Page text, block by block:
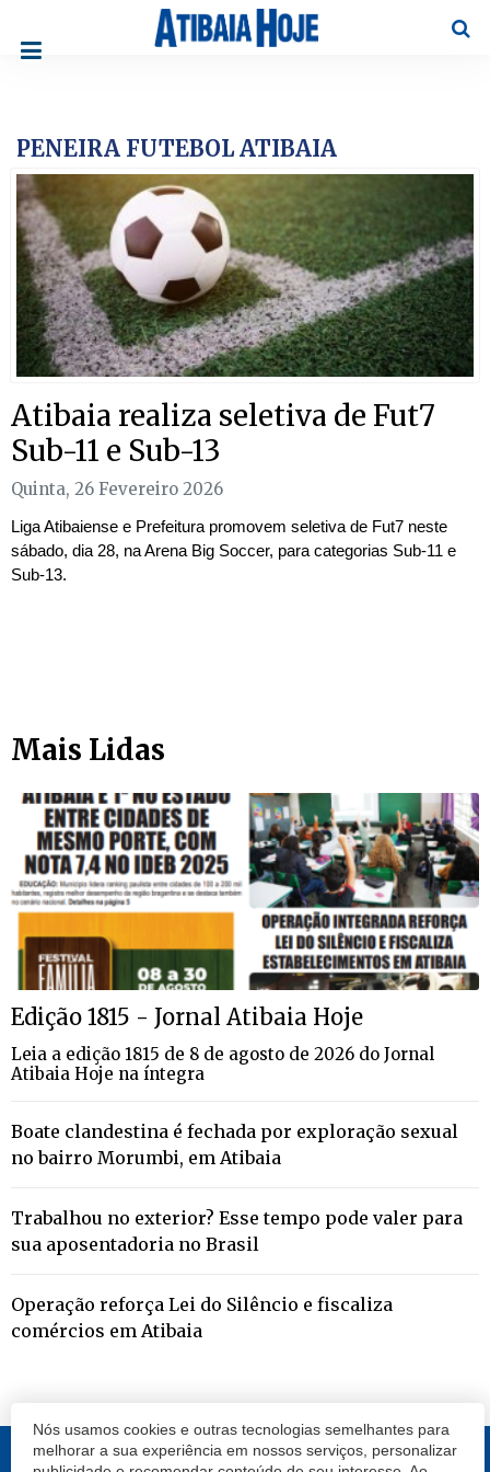
Nós usamos cookies e outras tecnologias semelhantes para
melhorar a sua experiência em nossos serviços, personalizar
PENEIRA FUTEBOL ATIBAIA
Atibaia realiza seletiva de Fut7
Sub-11 e Sub-13
Quinta, 26 Fevereiro 2026
Liga Atibaiense e Prefeitura promovem seletiva de Fut7 neste
sábado, dia 28, na Arena Big Soccer, para categorias Sub-11 e
Sub-13.
Mais Lidas
Edição 1815 - Jornal Atibaia Hoje
Leia a edição 1815 de 8 de agosto de 2026 do Jornal
Atibaia Hoje na íntegra
Boate clandestina é fechada por exploração sexual
no bairro Morumbi, em Atibaia
Trabalhou no exterior? Esse tempo pode valer para
sua aposentadoria no Brasil
Operação reforça Lei do Silêncio e fiscaliza
comércios em Atibaia